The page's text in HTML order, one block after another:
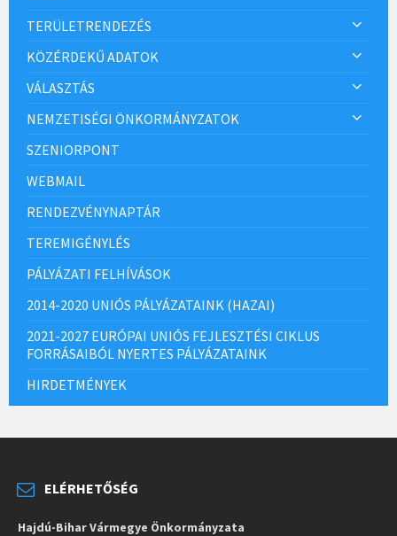
TERÜLETRENDEZÉS
KÖZÉRDEKŰ ADATOK
VÁLASZTÁS
NEMZETISÉGI ÖNKORMÁNYZATOK
SZENIORPONT
WEBMAIL
RENDEZVÉNYNAPTÁR
TEREMIGÉNYLÉS
PÁLYÁZATI FELHÍVÁSOK
2014-2020 UNIÓS PÁLYÁZATAINK (HAZAI)
2021-2027 EURÓPAI UNIÓS FEJLESZTÉSI CIKLUS
FORRÁSAIBÓL NYERTES PÁLYÁZATAINK
HIRDETMÉNYEK
ELÉRHETŐSÉG
Hajdú-Bihar Vármegye Önkormányzata